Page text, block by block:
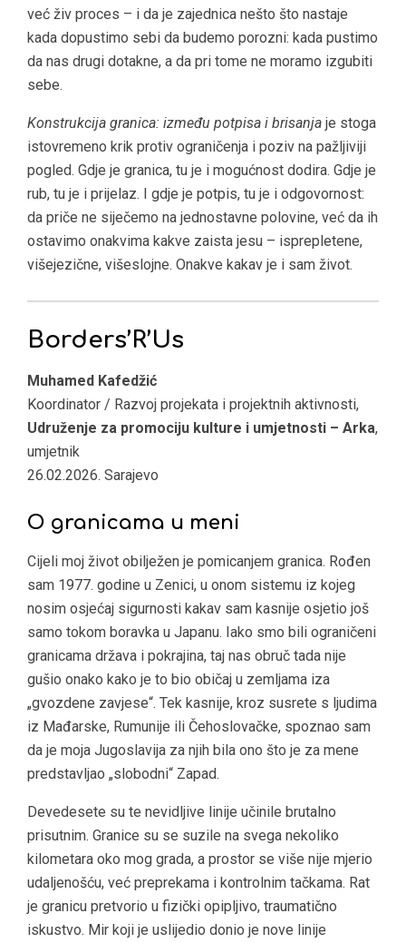
već živ proces – i da je zajednica nešto što nastaje
kada dopustimo sebi da budemo porozni: kada pustimo
da nas drugi dotakne, a da pri tome ne moramo izgubiti
sebe.
Konstrukcija granica: između potpisa i brisanja je stoga
istovremeno krik protiv ograničenja i poziv na pažljiviji
pogled. Gdje je granica, tu je i mogućnost dodira. Gdje je
rub, tu je i prijelaz. I gdje je potpis, tu je i odgovornost:
da priče ne siječemo na jednostavne polovine, već da ih
ostavimo onakvima kakve zaista jesu – isprepletene,
višejezične, višeslojne. Onakve kakav je i sam život.
Borders’R’Us
Muhamed Kafedžić
Koordinator / Razvoj projekata i projektnih aktivnosti,
Udruženje za promociju kulture i umjetnosti – Arka,
umjetnik
26.02.2026. Sarajevo
O granicama u meni
Cijeli moj život obilježen je pomicanjem granica. Rođen
sam 1977. godine u Zenici, u onom sistemu iz kojeg
nosim osjećaj sigurnosti kakav sam kasnije osjetio još
samo tokom boravka u Japanu. Iako smo bili ograničeni
granicama država i pokrajina, taj nas obruč tada nije
gušio onako kako je to bio običaj u zemljama iza
„gvozdene zavjese“. Tek kasnije, kroz susrete s ljudima
iz Mađarske, Rumunije ili Čehoslovačke, spoznao sam
da je moja Jugoslavija za njih bila ono što je za mene
predstavljao „slobodni“ Zapad.
Devedesete su te nevidljive linije učinile brutalno
prisutnim. Granice su se suzile na svega nekoliko
kilometara oko mog grada, a prostor se više nije mjerio
udaljenošću, već preprekama i kontrolnim tačkama. Rat
je granicu pretvorio u fizički opipljivo, traumatično
iskustvo. Mir koji je uslijedio donio je nove linije